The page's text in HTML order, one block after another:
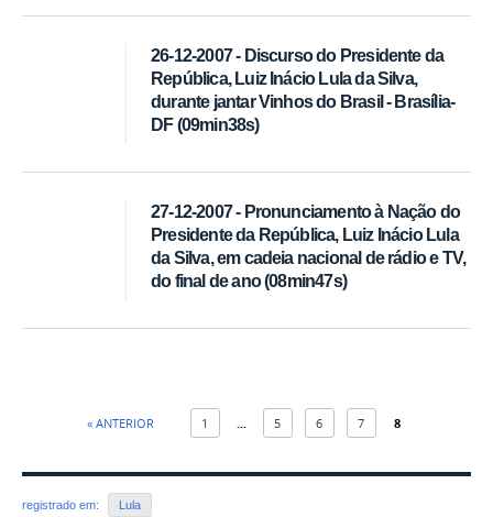
26-12-2007 - Discurso do Presidente da
República, Luiz Inácio Lula da Silva,
durante jantar Vinhos do Brasil - Brasília-
DF (09min38s)
27-12-2007 - Pronunciamento à Nação do
Presidente da República, Luiz Inácio Lula
da Silva, em cadeia nacional de rádio e TV,
do final de ano (08min47s)
« ANTERIOR 1 ... 5 6 7 8
registrado em: Lula